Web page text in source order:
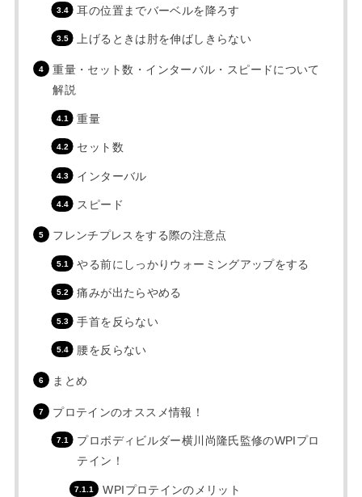
耳の位置までバーベルを降ろす
上げるときは肘を伸ばしきらない
重量・セット数・インターバル・スピードについて
解説
重量
セット数
インターバル
スピード
フレンチプレスをする際の注意点
やる前にしっかりウォーミングアップをする
痛みが出たらやめる
手首を反らない
腰を反らない
まとめ
プロテインのオススメ情報！
プロボディビルダー横川尚隆氏監修のWPIプロ
テイン！
WPIプロテインのメリット